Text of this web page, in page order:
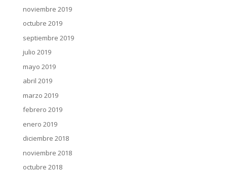
noviembre 2019
octubre 2019
septiembre 2019
julio 2019
mayo 2019
abril 2019
marzo 2019
febrero 2019
enero 2019
diciembre 2018
noviembre 2018
octubre 2018